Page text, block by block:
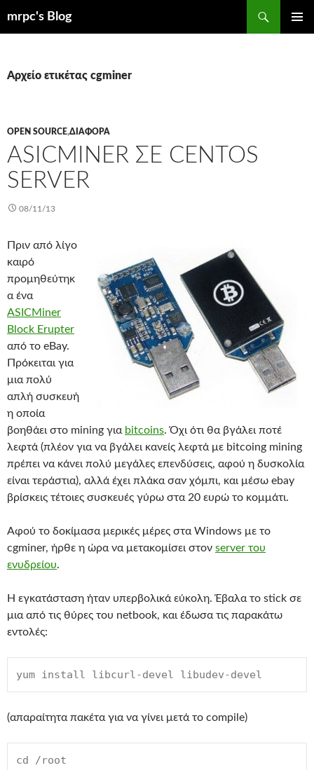
mrpc's Blog
Αρχείο ετικέτας cgminer
OPEN SOURCE,ΔΙΆΦΟΡΑ
ASICMINER ΣΕ CENTOS
SERVER
08/11/13
Πριν από λίγο
καιρό
προμηθεύτηκ
α ένα
ASICMiner
Block Erupter
από το eBay.
Πρόκειται για
μια πολύ
απλή συσκευή
η οποία
βοηθάει στο mining για bitcoins. Όχι ότι θα βγάλει ποτέ
λεφτά (πλέον για να βγάλει κανείς λεφτά με bitcoing mining
πρέπει να κάνει πολύ μεγάλες επενδύσεις, αφού η δυσκολία
είναι τεράστια), αλλά έχει πλάκα σαν χόμπι, και μέσω ebay
βρίσκεις τέτοιες συσκευές γύρω στα 20 ευρώ το κομμάτι.
Αφού το δοκίμασα μερικές μέρες στα Windows με το
cgminer, ήρθε η ώρα να μετακομίσει στον server του
ενυδρείου.
Η εγκατάσταση ήταν υπερβολικά εύκολη. Έβαλα το stick σε
μια από τις θύρες του netbook, και έδωσα τις παρακάτω
εντολές:
yum install libcurl-devel libudev-devel
(απαραίτητα πακέτα για να γίνει μετά το compile)
cd /root